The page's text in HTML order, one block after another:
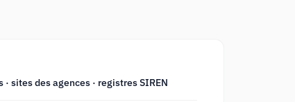
· sites des agences · registres SIREN